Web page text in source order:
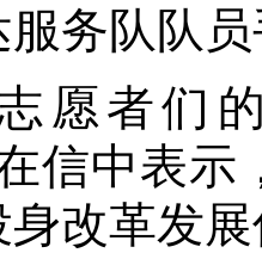
务队队
者们的
信中表
改革发